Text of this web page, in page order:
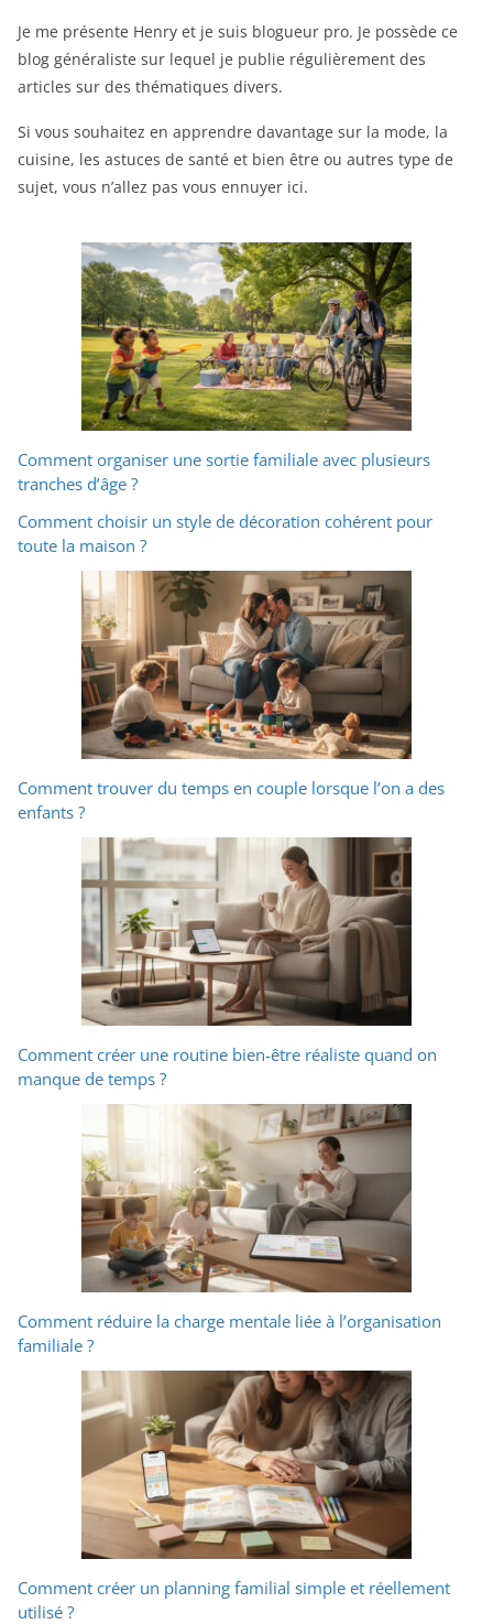
Je me présente Henry et je suis blogueur pro. Je possède ce
blog généraliste sur lequel je publie régulièrement des
articles sur des thématiques divers.
Si vous souhaitez en apprendre davantage sur la mode, la
cuisine, les astuces de santé et bien être ou autres type de
sujet, vous n’allez pas vous ennuyer ici.
Comment organiser une sortie familiale avec plusieurs
tranches d’âge ?
Comment choisir un style de décoration cohérent pour
toute la maison ?
Comment trouver du temps en couple lorsque l’on a des
enfants ?
Comment créer une routine bien-être réaliste quand on
manque de temps ?
Comment réduire la charge mentale liée à l’organisation
familiale ?
Comment créer un planning familial simple et réellement
utilisé ?